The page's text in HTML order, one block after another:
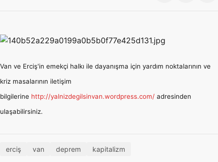
Van ve Erciş'in emekçi halkı ile dayanışma için yardım noktalarının ve
kriz masalarının iletişim
bilgilerine http://yalnizdegilsinvan.wordpress.com/ adresinden
ulaşabilirsiniz.
erciş van deprem kapitalizm